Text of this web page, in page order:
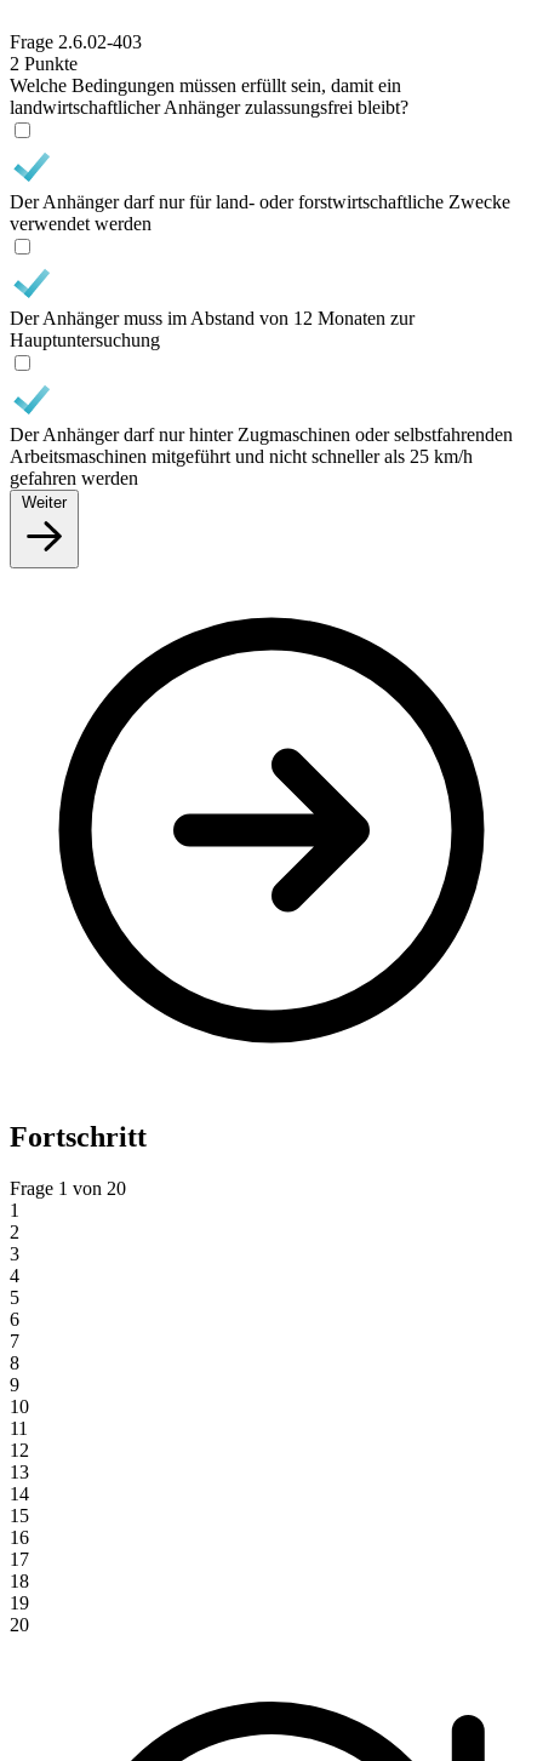
Frage 2.6.02-403
2 Punkte
Welche Bedingungen müssen erfüllt sein, damit ein
landwirtschaftlicher Anhänger zulassungsfrei bleibt?
Der Anhänger darf nur für land- oder forstwirtschaftliche Zwecke
verwendet werden
Der Anhänger muss im Abstand von 12 Monaten zur
Hauptuntersuchung
Der Anhänger darf nur hinter Zugmaschinen oder selbstfahrenden
Arbeitsmaschinen mitgeführt und nicht schneller als 25 km/h
gefahren werden
Weiter
Fortschritt
Frage 1 von 20
1
2
3
4
5
6
7
8
9
10
11
12
13
14
15
16
17
18
19
20